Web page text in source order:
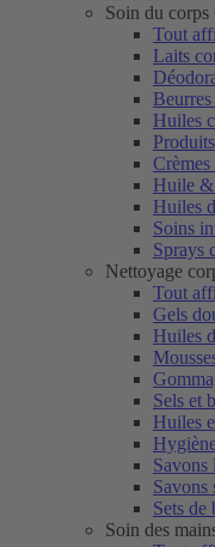
Soin du corps
Tout
Laits
Huiles
Huile &
Huiles
Soins
Sprays
Nettoyage
Tout
Gels
Huiles
Sels et
Huiles
Savons
Savons
Sets de
Soin des